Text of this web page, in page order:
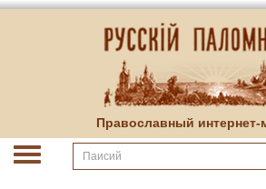
Православный интернет-